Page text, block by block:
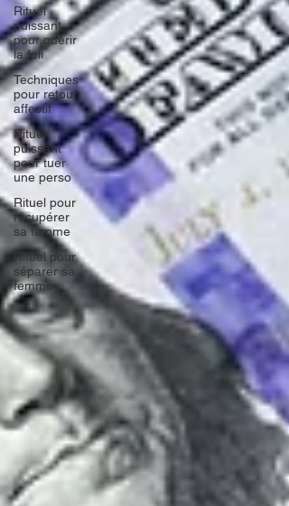
Rituel
puissant
pour guérir
la foli
Techniques
pour retour
affectif
Rituel
puissant
pour tuer
une perso
Rituel pour
récupérer
sa femme
Rituel pour
séparer sa
femme